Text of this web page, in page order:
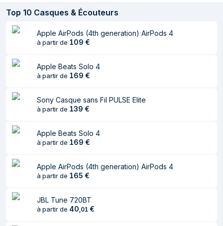
Top 10 Casques & Écouteurs
Apple AirPods (4th generation) AirPods 4
à partir de 109 €
Apple Beats Solo 4
à partir de 169 €
Sony Casque sans Fil PULSE Elite
à partir de 139 €
Apple Beats Solo 4
à partir de 169 €
Apple AirPods (4th generation) AirPods 4
à partir de 165 €
JBL Tune 720BT
à partir de 40 01 €